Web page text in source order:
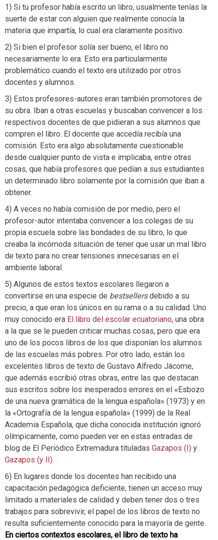
1) Si tu profesor había escrito un libro, usualmente tenías la
suerte de estar con alguien que realmente conocía la
materia que impartía, lo cual era claramente positivo.
2) Si bien el profesor solía ser bueno, el libro no
necesariamente lo era. Esto era particularmente
problemático cuando el texto era utilizado por otros
docentes y alumnos.
3) Estos profesores-autores eran también promotores de
su obra. Iban a otras escuelas y buscaban convencer a los
respectivos docentes de que pidieran a sus alumnos que
compren el libro. El docente que accedía recibía una
comisión. Esto era algo absolutamente cuestionable
desde cualquier punto de vista e implicaba, entre otras
cosas, que había profesores que pedían a sus estudiantes
un determinado libro solamente por la comisión que iban a
obtener.
4) A veces no había comisión de por medio, pero el
profesor-autor intentaba convencer a los colegas de su
propia escuela sobre las bondades de su libro, lo que
creaba la incómoda situación de tener que usar un mal libro
de texto para no crear tensiones innecesarias en el
ambiente laboral.
5) Algunos de estos textos escolares llegaron a
convertirse en una especie de bestsellersdebido a su
precio, a que eran los únicos en su rama o a su calidad. Uno
muy conocido era El libro del escolar ecuatoriano, una obra
a la que se le pueden criticar muchas cosas, pero que era
uno de los pocos libros de los que disponían los alumnos
de las escuelas más pobres. Por otro lado, están los
excelentes libros de texto de Gustavo Alfredo Jácome,
que además escribió otras obras, entre las que destacan
sus escritos sobre los inesperados errores en el «Esbozo
de una nueva gramática de la lengua española» (1973) y en
la «Ortografía de la lengua española» (1999) de la Real
Academia Española, que dicha conocida institución ignoró
olímpicamente, como pueden ver en estas entradas de
blog de El Periódico Extremadura tituladas Gazapos (I) y
Gazapos (y II).
6) En lugares donde los docentes han recibido una
capacitación pedagógica deficiente, tienen un acceso muy
limitado a materiales de calidad y deben tener dos o tres
trabajos para sobrevivir, el papel de los libros de texto no
resulta suficientemente conocido para la mayoría de gente.
En ciertos contextos escolares, el libro de texto ha